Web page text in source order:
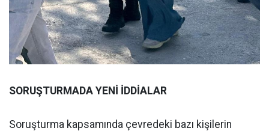
SORUŞTURMADA YENİ İDDİALAR
Soruşturma kapsamında çevredeki bazı kişilerin